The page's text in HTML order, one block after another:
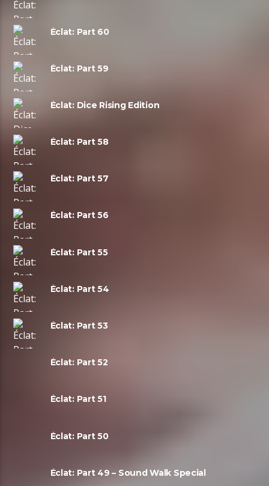
Éclat: Part 60
Éclat: Part 59
Éclat: Dice Rising Edition
Éclat: Part 58
Éclat: Part 57
Éclat: Part 56
Éclat: Part 55
Éclat: Part 54
Éclat: Part 53
Éclat: Part 52
Éclat: Part 51
Éclat: Part 50
Éclat: Part 49 – Sound Walk Special